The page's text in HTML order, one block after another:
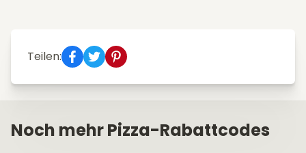
Teilen:
Noch mehr Pizza-Rabattcodes